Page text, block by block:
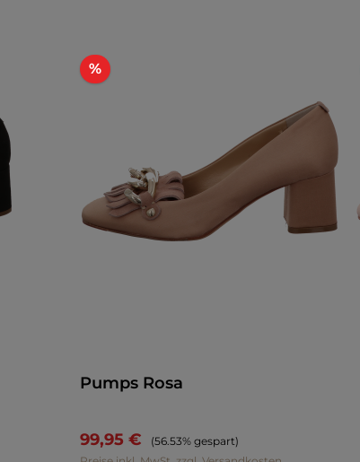
%Rabatt
Pumps Rosa
99,95 € Regulärer Preis:
(56.53% gespart)